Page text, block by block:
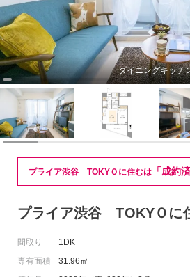
ダイニングキッチ
プライア渋谷 TOKYＯに住むは 「成約
プライア渋谷 TOKYＯに
間取り
1DK
専有面積
31.96㎡